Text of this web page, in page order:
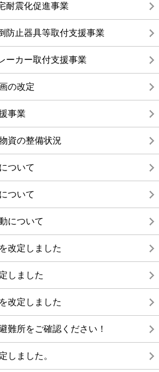
耐震化促進事業
防止器具等取付支援事業
ーカー取付支援事業
の改定
事業
資の整備状況
ついて
ついて
について
改定しました
しました
改定しました
難所をご確認ください！
しました。